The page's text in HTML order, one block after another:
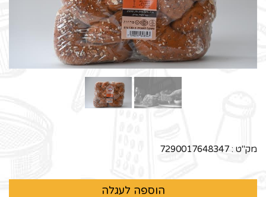
מק"ט : 7290017648347